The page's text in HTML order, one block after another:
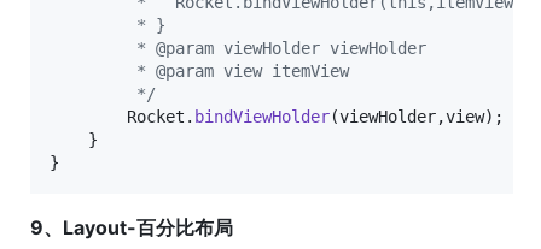
         * }
         * @param viewHolder viewHolder
         * @param view itemView
         */
Rocket . bindViewHolder(viewHolder,view);
    }
}
9、Layout-百分比布局